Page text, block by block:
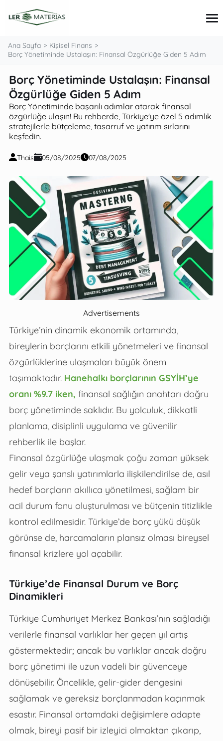
İpuçları ve Kılavuzlar
Kişisel Finans
Kredi kartı
Krediler ve Yatırımlar
Ana Sayfa
Kişisel Finans
Borç Yönetiminde Ustalaşın: Finansal Özgürlüğe Giden 5 Adım
Borç Yönetiminde Ustalaşın: Finansal
Özgürlüğe Giden 5 Adım
Borç Yönetiminde başarılı adımlar atarak finansal
özgürlüğe ulaşın! Bu rehberde, Türkiye'ye özel 5 adımlık
stratejilerle bütçeleme, tasarruf ve yatırım sırlarını
keşfedin.
Thais 05/08/2025 07/08/2025
Advertisements
Türkiye’nin dinamik ekonomik ortamında,
bireylerin borçlarını etkili yönetmeleri ve finansal
özgürlüklerine ulaşmaları büyük önem
taşımaktadır. Hanehalkı borçlarının GSYİH’ye
oranı %9.7 iken, finansal sağlığın anahtarı doğru
borç yönetiminde saklıdır. Bu yolculuk, dikkatli
planlama, disiplinli uygulama ve güvenilir
rehberlik ile başlar.
Finansal özgürlüğe ulaşmak çoğu zaman yüksek
gelir veya şanslı yatırımlarla ilişkilendirilse de, asıl
hedef borçların akıllıca yönetilmesi, sağlam bir
acil durum fonu oluşturulması ve bütçenin titizlikle
kontrol edilmesidir. Türkiye’de borç yükü düşük
görünse de, harcamaların plansız olması bireysel
finansal krizlere yol açabilir.
Türkiye’de Finansal Durum ve Borç
Dinamikleri
Türkiye Cumhuriyet Merkez Bankası’nın sağladığı
verilerle finansal varlıklar her geçen yıl artış
göstermektedir; ancak bu varlıklar ancak doğru
borç yönetimi ile uzun vadeli bir güvenceye
dönüşebilir. Öncelikle, gelir-gider dengesini
sağlamak ve gereksiz borçlanmadan kaçınmak
esastır. Finansal ortamdaki değişimlere adapte
olmak, bireyi pasif bir izleyici olmaktan çıkarıp,